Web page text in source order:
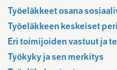
Työeläkkeet osana
Työeläkkeen keskeiset
Eri toimijoiden vastuut ja
Työkyky ja sen merkitys